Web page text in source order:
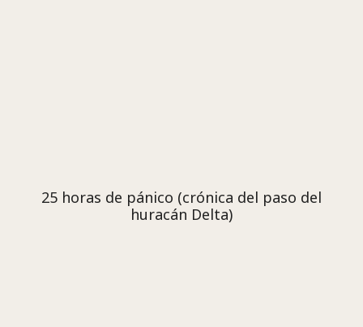
25 horas de pánico (crónica del paso del
huracán Delta)